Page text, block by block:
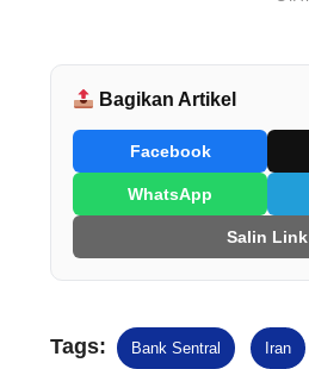
Bagikan Artikel
Facebook
WhatsApp
Salin Link
Tags: Bank Sentral Iran